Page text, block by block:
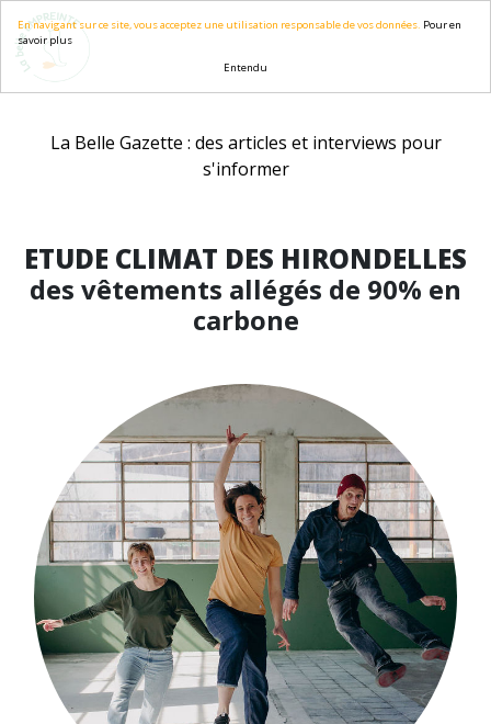
Entendu
En navigant sur ce site, vous acceptez une utilisation responsable de vos données. Pour en
savoir plus
La Belle Gazette : des articles et interviews pour
s'informer
ETUDE CLIMAT DES HIRONDELLES
des vêtements allégés de 90% en
carbone